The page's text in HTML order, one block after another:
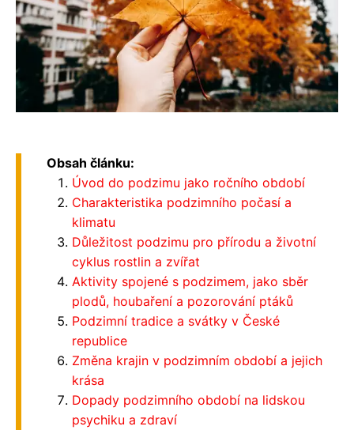
Obsah článku:
Úvod do podzimu jako ročního období
Charakteristika podzimního počasí a
klimatu
Důležitost podzimu pro přírodu a životní
cyklus rostlin a zvířat
Aktivity spojené s podzimem, jako sběr
plodů, houbaření a pozorování ptáků
Podzimní tradice a svátky v České
republice
Změna krajin v podzimním období a jejich
krása
Dopady podzimního období na lidskou
psychiku a zdraví